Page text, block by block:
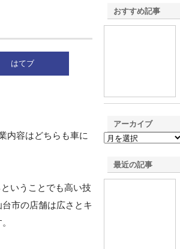
はてブ
内容はどちらも車に
いうことでも高い技
市の店舗は広さとキ
おすすめ記事
アーカイブ
最近の記事